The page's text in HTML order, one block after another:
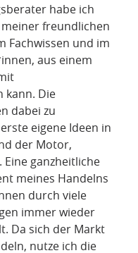
habe ich
freundlichen
Fachwissen und im
aus einem
kann. Die
dabei zu
eigene Ideen in
der Motor,
ganzheitliche
meines Handelns
durch viele
immer wieder
Da sich der Markt
nutze ich die